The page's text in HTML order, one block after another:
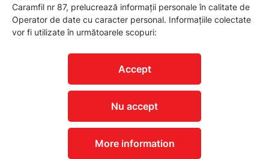
Caramfil nr 87, prelucrează informații personale în calitate de
Operator de date cu caracter personal. Informațiile colectate
vor fi utilizate în următoarele scopuri:
Accept
Nu accept
More information